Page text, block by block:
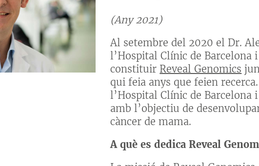
(Any 2021)
Al setembre del 2020 el Dr.
l’Hospital Clínic de
constituir Reveal Genomics
qui feia anys que feien
l’Hospital Clínic de Barcelona
amb l’objectiu de
càncer de mama.
A què es dedica Reveal